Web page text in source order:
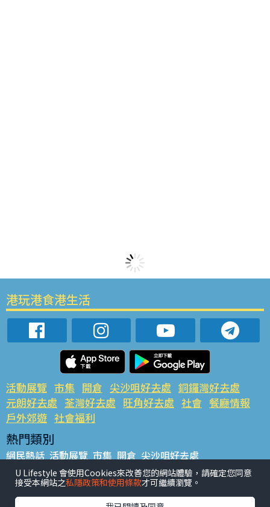
港玩港食港生活
活動展覽 市集 開倉 尖沙咀好去處 銅鑼灣好去處
元朗好去處 荃灣好去處 旺角好去處 社會 餐廳情報
戶外郊遊 社會福利
熱門類別
網民熱話 活動展覽 市集 開倉 尖沙咀好去處
銅鑼灣好去處 元朗好去處 荃灣好去處 旺角好去處 社會
餐廳情報 戶外郊遊
U Lifestyle 會使用Cookies來改善您的網站體驗，請確定您同意
接受本網站之私隱政策和使用條款才可繼續瀏覽。